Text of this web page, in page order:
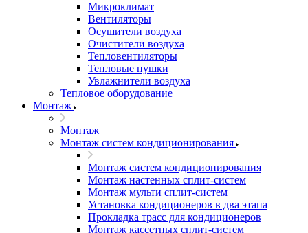
Микроклимат
Вентиляторы
Осушители воздуха
Очистители воздуха
Тепловентиляторы
Тепловые пушки
Увлажнители воздуха
Тепловое оборудование
Монтаж
Монтаж
Монтаж систем кондиционирования
Монтаж систем кондиционирования
Монтаж настенных сплит-систем
Монтаж мульти сплит-систем
Установка кондиционеров в два этапа
Прокладка трасс для кондиционеров
Монтаж кассетных сплит-систем